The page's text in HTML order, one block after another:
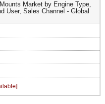
Market by Engine Type,
User, Sales Channel - Global